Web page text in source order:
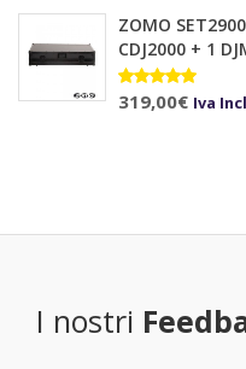
ZOMO
CDJ2000 + 1
Valutato
5.00su 5
319,00€ Iva
I nostri